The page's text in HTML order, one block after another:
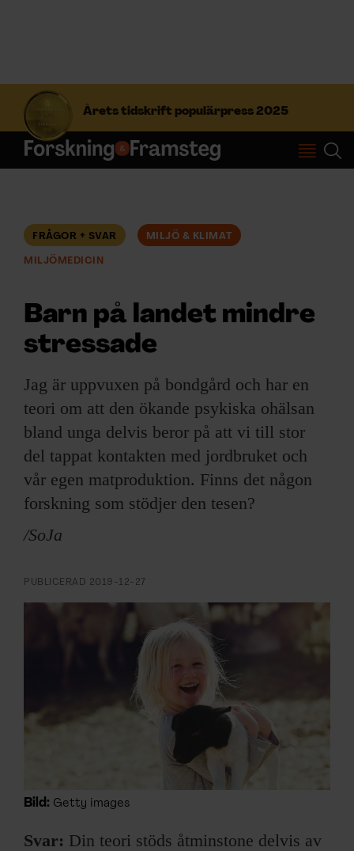
Årets tidskrift populärpress 2025
S
f
t
Prenumerera
ÄMNEN
ARKIV & E-TIDNING
LYSSNA/PODD
EVENEMANG & RESOR
SHOP
KONTAKTA F&F
PRENUMERERA PÅ F&F
ANNONSERA I F&F
FRÅGOR + SVAR MILJÖ & KLIMAT
MILJÖMEDICIN
Barn på landet mindre
stressade
Jag är uppvuxen på bondgård och har en
teori om att den ökande psykiska ohälsan
bland unga delvis beror på att vi till stor
del tappat kontakten med jordbruket och
vår egen matproduktion. Finns det någon
forskning som stödjer den tesen?
/SoJa
PUBLICERAD 2019-12-27
Bild: Getty images
Svar: Din teori stöds åtminstone delvis av